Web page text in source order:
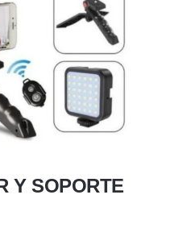
Y SOPORTE